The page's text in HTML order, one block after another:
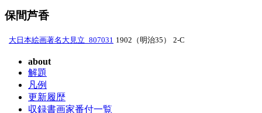
保間芦香
大日本絵画著名大見立_807031 1902（明治35） 2-C
about
解題
凡例
更新履歴
収録書画家番付一覧